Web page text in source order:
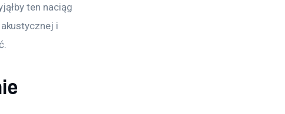
ten naciąg
i